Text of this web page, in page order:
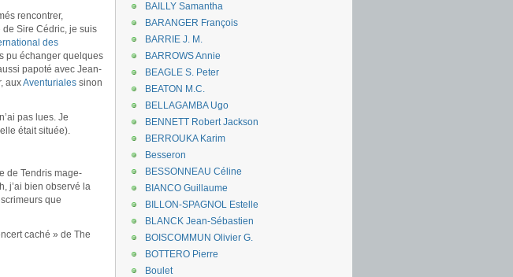
rencontrer,
Sire Cédric, je suis
des
pu échanger quelques
papoté avec Jean-
auxAventuriales sinon
pas lues. Je
était située).
de Tendris mage-
j’ai bien observé la
que
caché » de The
BAILLY Samantha
BARANGER François
BARRIE J. M.
BARROWS Annie
BEAGLE S. Peter
BEATON M.C.
BELLAGAMBA Ugo
BENNETT Robert Jackson
BERROUKA Karim
Besseron
BESSONNEAU Céline
BIANCO Guillaume
BILLON-SPAGNOL Estelle
BLANCK Jean-Sébastien
BOISCOMMUN Olivier G.
BOTTERO Pierre
Boulet